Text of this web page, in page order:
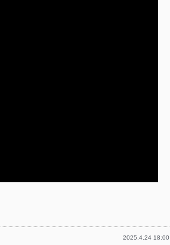
2025.4.24 18:00